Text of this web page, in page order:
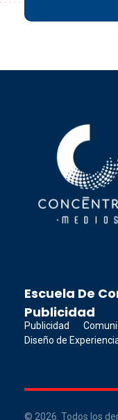
Escuela De
Publicidad
Publicidad
Diseño de
© 2026. Todos los